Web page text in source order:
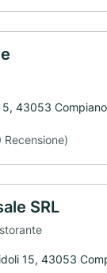
5, 43053 Compiano
Recensione)
SRL
15, 43053